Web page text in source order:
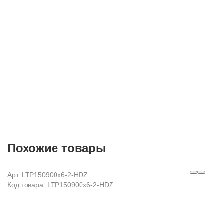
Похожие товары
Арт. LTP150900x6-2-HDZ
Код товара: LTP150900x6-2-HDZ